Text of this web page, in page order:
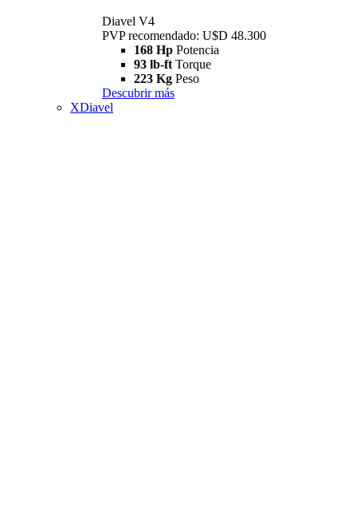
Diavel V4
PVP recomendado: U$D 48.300
168 Hp Potencia
93 lb-ft Torque
223 Kg Peso
Descubrir más
XDiavel